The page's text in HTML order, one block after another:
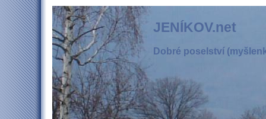
JENÍKOV.net
Dobré poselství